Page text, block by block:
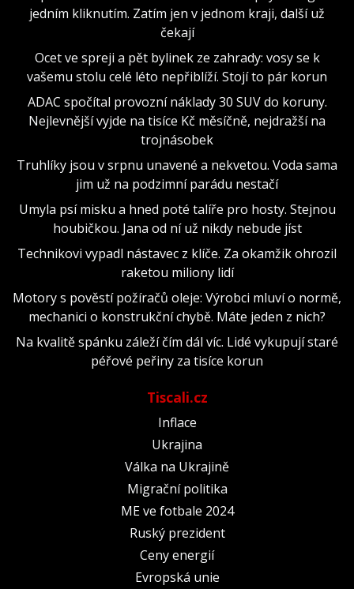
jedním kliknutím. Zatím jen v jednom kraji, další už
čekají
Ocet ve spreji a pět bylinek ze zahrady: vosy se k
vašemu stolu celé léto nepřiblíží. Stojí to pár korun
ADAC spočítal provozní náklady 30 SUV do koruny.
Nejlevnější vyjde na tisíce Kč měsíčně, nejdražší na
trojnásobek
Truhlíky jsou v srpnu unavené a nekvetou. Voda sama
jim už na podzimní parádu nestačí
Umyla psí misku a hned poté talíře pro hosty. Stejnou
houbičkou. Jana od ní už nikdy nebude jíst
Technikovi vypadl nástavec z klíče. Za okamžik ohrozil
raketou miliony lidí
Motory s pověstí požíračů oleje: Výrobci mluví o normě,
mechanici o konstrukční chybě. Máte jeden z nich?
Na kvalitě spánku záleží čím dál víc. Lidé vykupují staré
péřové peřiny za tisíce korun
Tiscali.cz
Inflace
Ukrajina
Válka na Ukrajině
Migrační politika
ME ve fotbale 2024
Ruský prezident
Ceny energií
Evropská unie